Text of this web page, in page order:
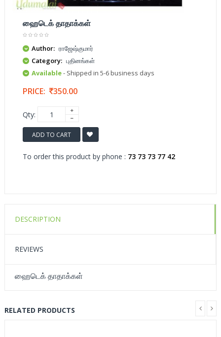
ஹைடெக் தாதாக்கள்
Author: ராஜேஷ்குமார்
Category: புதினங்கள்
Available- Shipped in 5-6 business days
PRICE: 350.00
Qty:
ADD TO CART
To order this product by phone : 73 73 73 77 42
DESCRIPTION
REVIEWS
ஹைடெக் தாதாக்கள்
RELATED PRODUCTS